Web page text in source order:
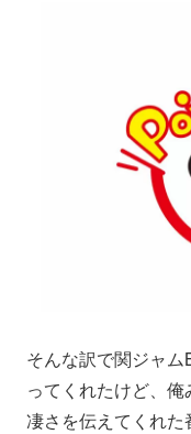
そんな訳で関ジャム
ってくれたけど、
凄さを伝えてくれた